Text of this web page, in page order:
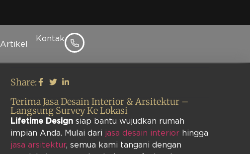
Artikel
Kontak
Share:
Terima Jasa Desain Interior & Arsitektur –
Langsung Survey Ke Lokasi
Lifetime Design siap bantu wujudkan rumah
impian Anda. Mulai dari jasa desain interior hingga
jasa arsitektur, semua kami tangani dengan